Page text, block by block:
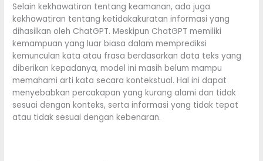
Selain kekhawatiran tentang keamanan, ada juga
kekhawatiran tentang ketidakakuratan informasi yang
dihasilkan oleh ChatGPT. Meskipun ChatGPT memiliki
kemampuan yang luar biasa dalam memprediksi
kemunculan kata atau frasa berdasarkan data teks yang
diberikan kepadanya, model ini masih belum mampu
memahami arti kata secara kontekstual. Hal ini dapat
menyebabkan percakapan yang kurang alami dan tidak
sesuai dengan konteks, serta informasi yang tidak tepat
atau tidak sesuai dengan kebenaran.